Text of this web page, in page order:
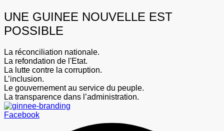
UNE GUINEE NOUVELLE EST
POSSIBLE
La réconciliation nationale.
La refondation de l'Etat.
La lutte contre la corruption.
L’inclusion.
Le gouvernement au service du peuple.
La transparence dans l’administration.
Facebook